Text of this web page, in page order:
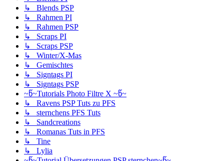
↳ Blends PSP
↳ Rahmen PI
↳ Rahmen PSP
↳ Scraps PI
↳ Scraps PSP
↳ Winter/X-Mas
↳ Gemischtes
↳ Signtags PI
↳ Signtags PSP
~წ~Tutorials Photo Filtre X ~წ~
↳ Ravens PSP Tuts zu PFS
↳ sternchens PFS Tuts
↳ Sandcreations
↳ Romanas Tuts in PFS
↳ Tine
↳ Lylia